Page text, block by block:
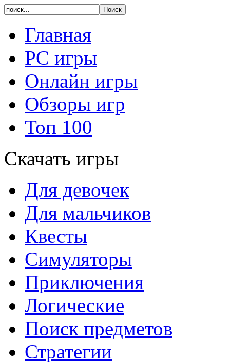
Главная
PC игры
Онлайн игры
Обзоры игр
Топ 100
Скачать игры
Для девочек
Для мальчиков
Квесты
Симуляторы
Приключения
Логические
Поиск предметов
Стратегии